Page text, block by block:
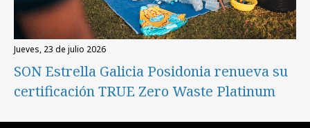
jueves, 23 de julio 2026
SON Estrella Galicia Posidonia renueva su
certificación TRUE Zero Waste Platinum